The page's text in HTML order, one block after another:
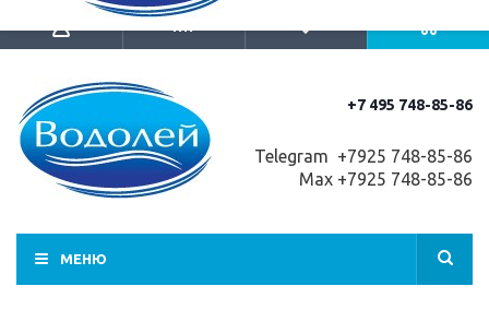
+7 495 748-85-86
Telegram +7925 748-85-86
Max +7925 748-85-86
МЕНЮ